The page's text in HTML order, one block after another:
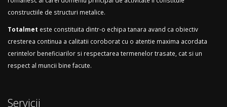
constructiile de structuri metalice.
Totalmet este constituita dintr-o echipa tanara avand ca obiectiv
cresterea continua a calitatii coroborat cu o atentie maxima acordata
cerintelor beneficiarilor si respectarea termenelor trasate, cat si un
respect al muncii bine facute.
Servicii